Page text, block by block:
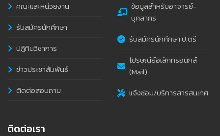
คณะและหน่วยงาน
รับสมัครนักศึกษา
ปฏิทินวิชาการ
ข่าวประชาสัมพันธ์
ติดต่อสอบถาม
ข้อมูลสำหรับอาจารย์-
บุคลากร
รับสมัครนักศึกษา ป.ตรี
ไปรษณีย์อิเล็กทรอนิกส์
(Mail)
แจ้งซ่อม/บริการสารสนเทศ
ติดต่อเรา